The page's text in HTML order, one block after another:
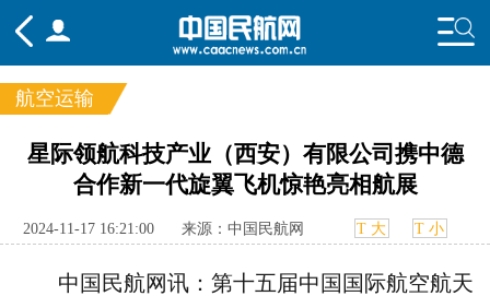
频道
要闻 国内 国际
航图 智库 专题 舆情
航空运输
星际领航科技产业（西安）有限公司携中德
合作新一代旋翼飞机惊艳亮相航展
2024-11-17 16:21:00 来源：中国民航网 T 大 T 小
中国民航网讯：第十五届中国国际航空航天